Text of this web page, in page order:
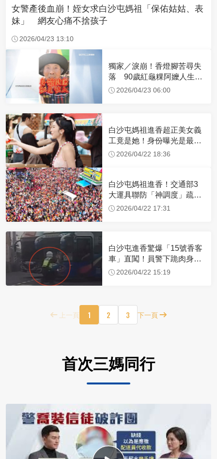
女警產後血崩！姪女求白沙屯媽祖「保佑姑姑、表
妹」 網友心痛不捨孩子
2026/04/23 13:10
獨家／淚崩！香燈腳苦尋失
落 90歲紅龜粿阿嬤人生謝
幕2026/04/23 06:00
白沙屯媽祖進香超正美女義
工竟是她！身份曝光是最美
禮生 一輩子不結婚
2026/04/22 18:36
白沙屯媽祖進香！交通部3
大運具聯防「神調度」疏運
32.1萬創新高
2026/04/22 17:31
白沙屯進香驚爆「15號香客
車」直闖！員警下跪肉身擋
車：讓行人先過
2026/04/22 15:19
上一頁 1 2 3 下一頁
首次三媽同行